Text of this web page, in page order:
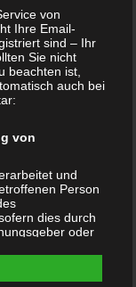
das?
Quattro S1
von
Ihre Email-
sind – Ihr
Sie nicht
beachten ist,
auch bei
von
und
Person
dies durch
oder